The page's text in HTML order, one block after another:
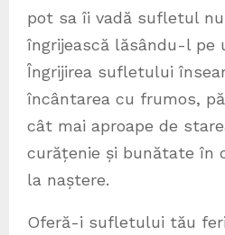
pot sa îi vadă sufletul
îngrijească lăsându-l pe
Îngrijirea sufletului
încântarea cu frumos,
cât mai aproape de
curățenie și bunătate în
la naștere.
Oferă-i sufletului tău